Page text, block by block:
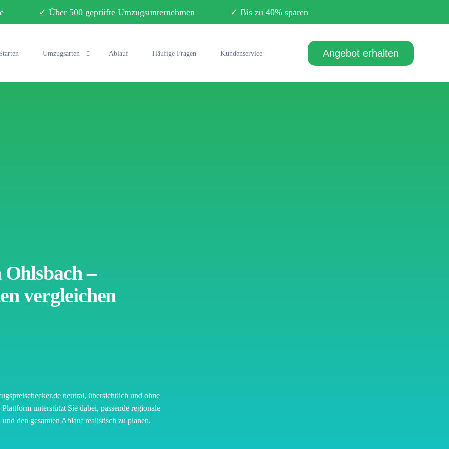
✓ Über 500 geprüfte Umzugsunternehmen ✓ Bis zu 40% sparen
Umzugsarten Ablauf Häufige Fragen Kundenservice Angebot erhalten
–
vergleichen
neutral, übersichtlich und ohne
unterstützt Sie dabei, passende regionale
den gesamten Ablauf realistisch zu planen.